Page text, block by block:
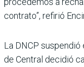
contrato”, refirió
La DNCP
de Central decidió